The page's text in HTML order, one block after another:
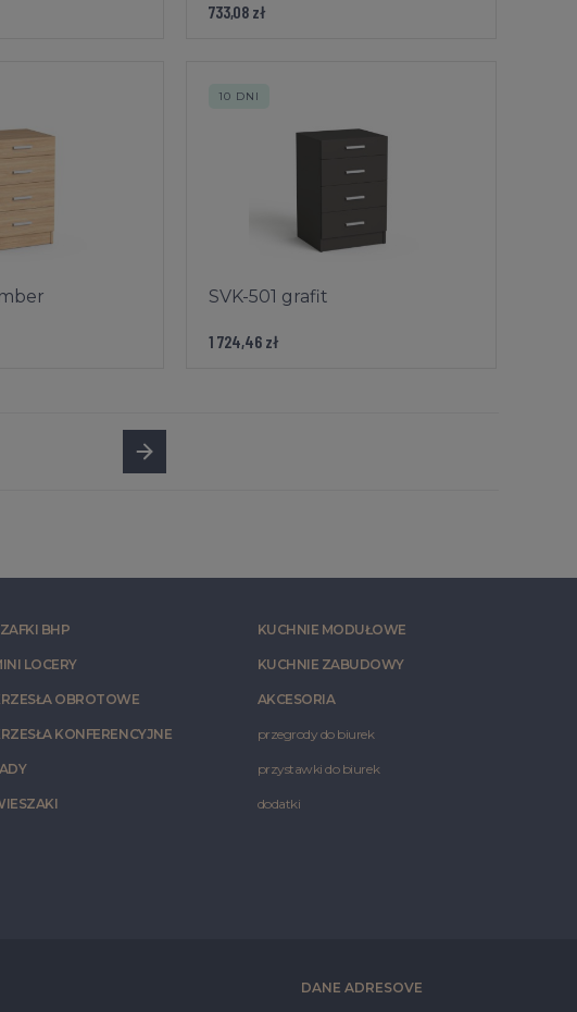
733,08 zł
SVK-501 grafit
1 724,46 zł
10 DNI
»
BHP
LOCERY
OBROTOWE
KONFERENCYJNE
KUCHNIE MODUŁOWE
KUCHNIE ZABUDOWY
AKCESORIA
przegrody do biurek
przystawki do biurek
dodatki
DANE ADRESOVE